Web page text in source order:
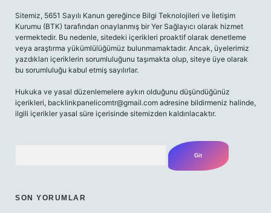
Sitemiz, 5651 Sayılı Kanun gereğince Bilgi Teknolojileri ve İletişim
Kurumu (BTK) tarafından onaylanmış bir Yer Sağlayıcı olarak hizmet
vermektedir. Bu nedenle, sitedeki içerikleri proaktif olarak denetleme
veya araştırma yükümlülüğümüz bulunmamaktadır. Ancak, üyelerimiz
yazdıkları içeriklerin sorumluluğunu taşımakta olup, siteye üye olarak
bu sorumluluğu kabul etmiş sayılırlar.
Hukuka ve yasal düzenlemelere aykırı olduğunu düşündüğünüz
içerikleri, backlinkpanelicomtr@gmail.com adresine bildirmeniz halinde,
ilgili içerikler yasal süre içerisinde sitemizden kaldırılacaktır.
SON YORUMLAR